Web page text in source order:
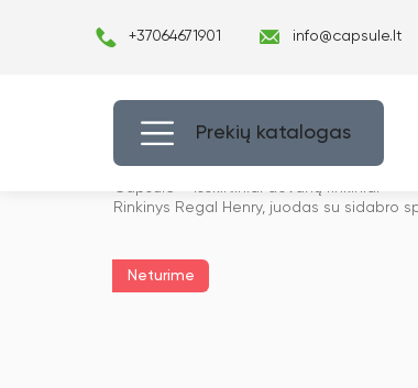
+37064671901 info@capsule.lt
Prekių katalogas
Capsulė Išskirtiniai dovanų rinkiniai
Rinkinys Regal Henry, juodas su sidabro
Neturime